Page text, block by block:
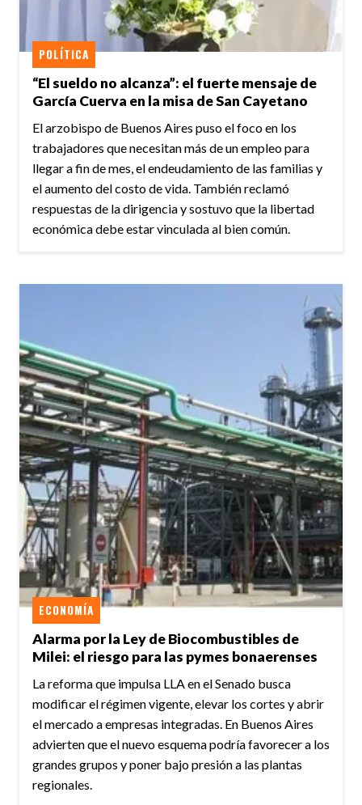
“El sueldo no alcanza”: el fuerte mensaje de
García Cuerva en la misa de San Cayetano
POLÍTICA
El arzobispo de Buenos Aires puso el foco en los
trabajadores que necesitan más de un empleo para
llegar a fin de mes, el endeudamiento de las familias y
el aumento del costo de vida. También reclamó
respuestas de la dirigencia y sostuvo que la libertad
económica debe estar vinculada al bien común.
Alarma por la Ley de Biocombustibles de
Milei: el riesgo para las pymes bonaerenses
ECONOMÍA
La reforma que impulsa LLA en el Senado busca
modificar el régimen vigente, elevar los cortes y abrir
el mercado a empresas integradas. En Buenos Aires
advierten que el nuevo esquema podría favorecer a los
grandes grupos y poner bajo presión a las plantas
regionales.